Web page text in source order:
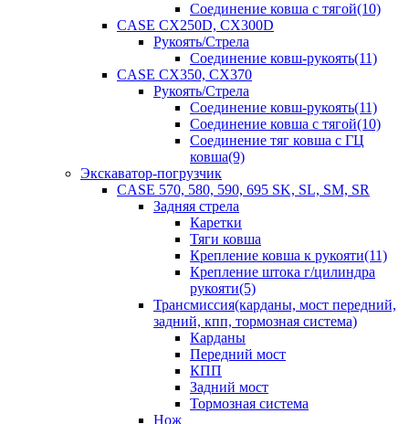
Соединение ковша с тягой(10)
CASE CX250D, CX300D
Рукоять/Стрела
Соединение ковш-рукоять(11)
CASE CX350, CX370
Рукоять/Стрела
Соединение ковш-рукоять(11)
Соединение ковша с тягой(10)
Соединение тяг ковша с ГЦ
ковша(9)
Экскаватор-погрузчик
CASE 570, 580, 590, 695 SK, SL, SM, SR
Задняя стрела
Каретки
Тяги ковша
Крепление ковша к рукояти(11)
Крепление штока г/цилиндра
рукояти(5)
Трансмиссия(карданы, мост передний,
задний, кпп, тормозная система)
Карданы
Передний мост
КПП
Задний мост
Тормозная система
Нож